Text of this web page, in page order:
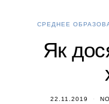
СРЕДНЕЕ
Як
22.11.2019